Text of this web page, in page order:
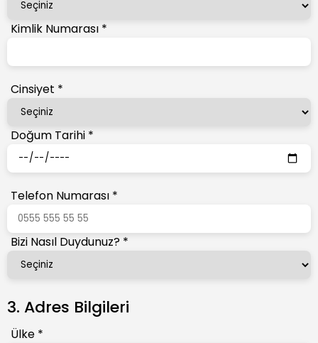
Kimlik Numarası *
Cinsiyet *
Doğum Tarihi *
Telefon Numarası *
Bizi Nasıl Duydunuz? *
3. Adres Bilgileri
Ülke *